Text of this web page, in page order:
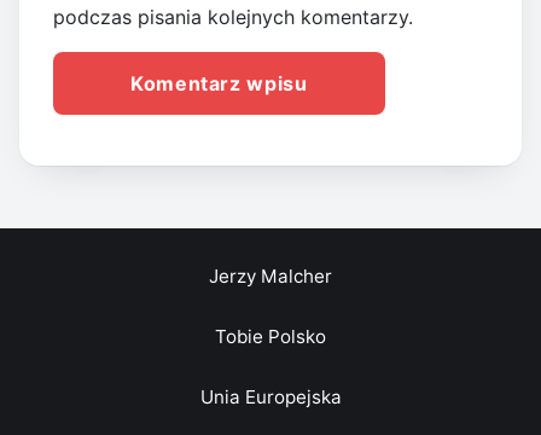
podczas pisania kolejnych komentarzy.
Jerzy Malcher
Tobie Polsko
Unia Europejska